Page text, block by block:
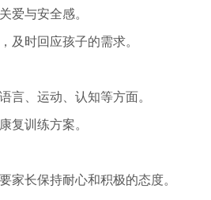
爱与安全感。
及时回应孩子的需求。
言、运动、认知等方面。
复训练方案。
家长保持耐心和积极的态度。